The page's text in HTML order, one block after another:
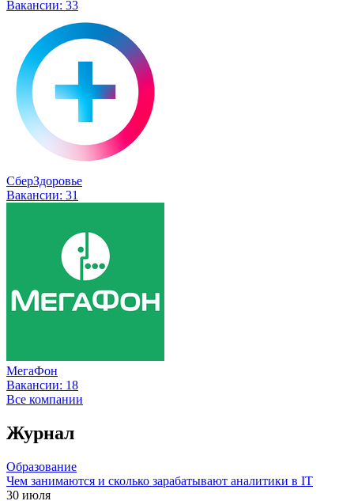
Вакансии: 33
СберЗдоровье
Вакансии: 31
МегаФон
Вакансии: 18
Все компании
Журнал
Образование
Чем занимаются и сколько зарабатывают аналитики в IT
30 июля